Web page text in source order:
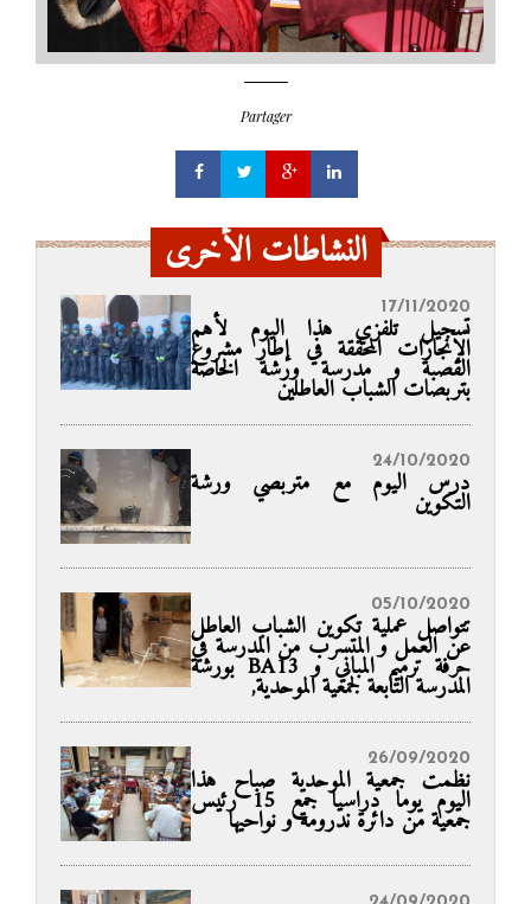
Partager
النشاطات الأخرى
17/11/2020
تسجيل تلفزي هذا اليوم لأهم
الإنجازات المحققة في إطار مشروع
القصبة و مدرسة ورشة الخاصة
بتربصات الشباب العاطلين
24/10/2020
درس اليوم مع متربصي ورشة
التكوين
05/10/2020
تتواصل عملية تكوين الشباب العاطل
عن العمل و المتسرب من المدرسة في
حرفة ترميم المباني و BA13 بورشة
المدرسة التابعة لجمعية الموحدية,
26/09/2020
نظمت جمعية الموحدية صباح هذا
اليوم يوما دراسيا جمع 15 رئيس
جمعية من دائرة ندرومة و نواحيها